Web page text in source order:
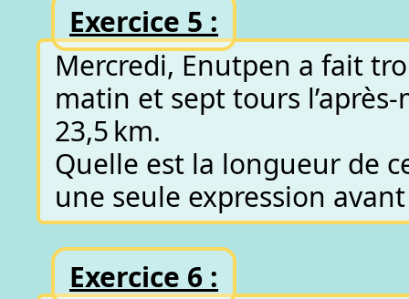
Exercice 5 :
Mercredi, Enutpen a fait
matin et sept tours
23,5 km.
Quelle est la longueur de
une seule expression
Exercice 6 :